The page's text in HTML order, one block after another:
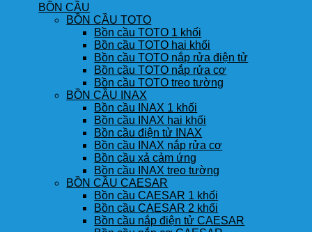
BỒN CẦU
BỒN CẦU TOTO
Bồn cầu TOTO 1 khối
Bồn cầu TOTO hai khối
Bồn cầu TOTO nắp rửa điện tử
Bồn cầu TOTO nắp rửa cơ
Bồn cầu TOTO treo tường
BỒN CẦU INAX
Bồn cầu INAX 1 khối
Bồn cầu INAX hai khối
Bồn cầu điện tử INAX
Bồn cầu INAX nắp rửa cơ
Bồn cầu xả cảm ứng
Bồn cầu INAX treo tường
BỒN CẦU CAESAR
Bồn cầu CAESAR 1 khối
Bồn cầu CAESAR 2 khối
Bồn cầu nắp điện tử CAESAR